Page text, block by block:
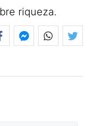
riqueza.